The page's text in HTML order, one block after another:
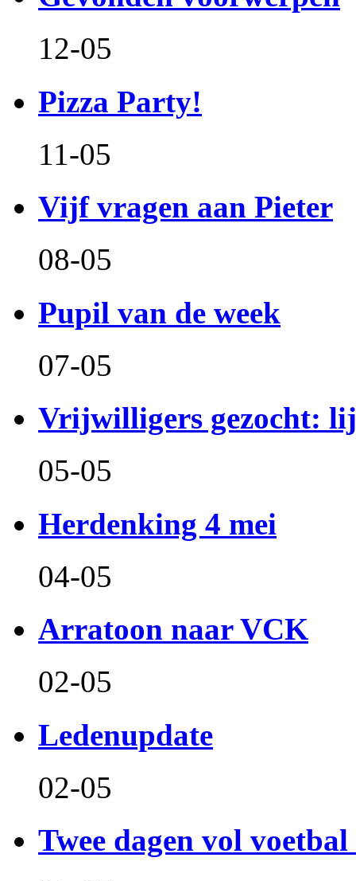
12-05
Pizza Party!
11-05
Vijf vragen aan Pieter
08-05
Pupil van de week
07-05
Vrijwilligers gezocht:
05-05
Herdenking 4 mei
04-05
Arratoon naar VCK
02-05
Ledenupdate
02-05
Twee dagen vol